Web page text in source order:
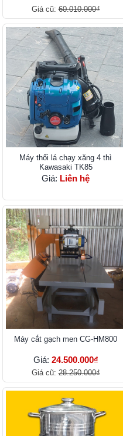
Giá cũ:60.010.000₫
Máy thổi lá chạy xăng 4 thì
Kawasaki TK85
Giá: Liên hệ
Máy cắt gạch men CG-HM800
Giá: 24.500.000₫
Giá cũ:28.250.000₫